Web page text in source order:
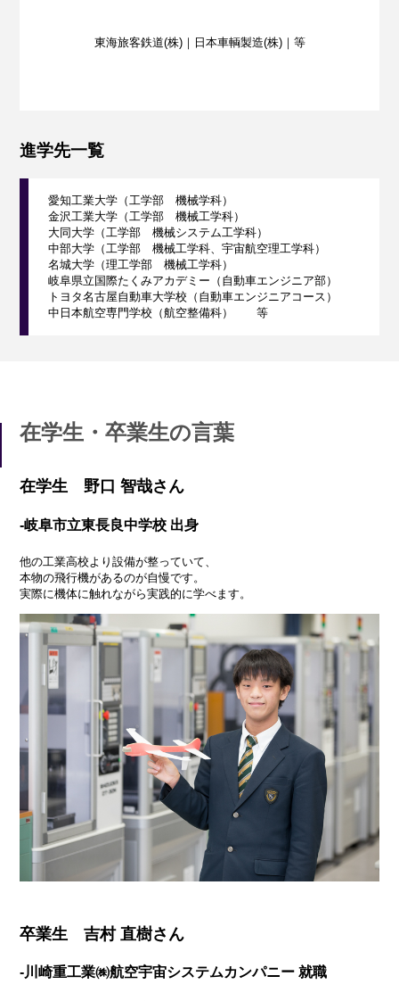
東海旅客鉄道(株)｜日本車輌製造(株)｜等
進学先一覧
愛知工業大学（工学部 機械学科）
金沢工業大学（工学部 機械工学科）
大同大学（工学部 機械システム工学科）
中部大学（工学部 機械工学科、宇宙航空理工学科）
名城大学（理工学部 機械工学科）
岐阜県立国際たくみアカデミー（自動車エンジニア部）
トヨタ名古屋自動車大学校（自動車エンジニアコース）
中日本航空専門学校（航空整備科） 等
在学生・卒業生の言葉
在学生 野口 智哉さん
-岐阜市立東長良中学校 出身
他の工業高校より設備が整っていて、
本物の飛行機があるのが自慢です。
実際に機体に触れながら実践的に学べます。
卒業生 吉村 直樹さん
-川崎重工業㈱航空宇宙システムカンパニー 就職